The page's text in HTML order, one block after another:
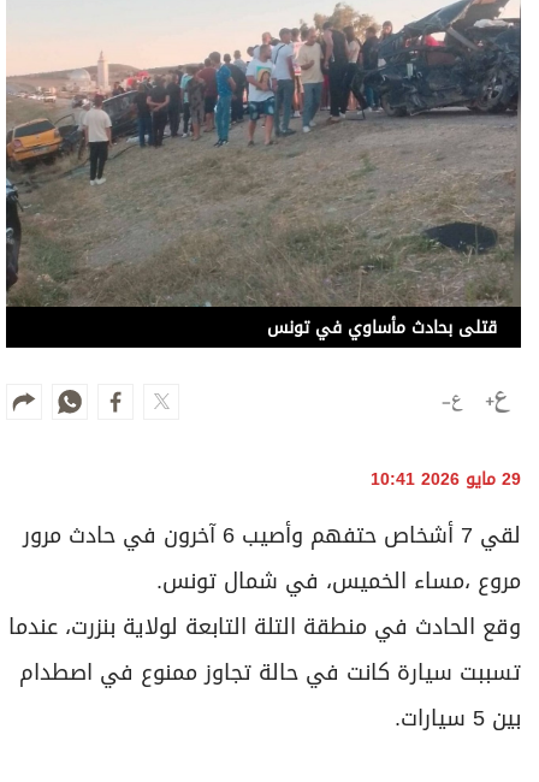
قتلى بحادث مأساوي في تونس
29 مايو 2026 10:41
لقي 7 أشخاص حتفهم وأصيب 6 آخرون في حادث مرور
مروع ،مساء الخميس، في شمال تونس.
وقع الحادث في منطقة التلة التابعة لولاية بنزرت، عندما
تسببت سيارة كانت في حالة تجاوز ممنوع في اصطدام
بين 5 سيارات.